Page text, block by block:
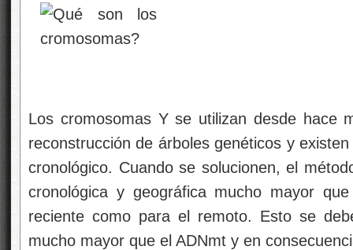
Los cromosomas Y se utilizan desde hace
reconstrucción de árboles genéticos y
cronológico. Cuando se solucionen, el
cronológica y geográfica mucho mayor
reciente como para el remoto. Esto se
mucho mayor que el ADNmt y en